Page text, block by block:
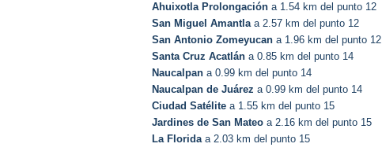
Ahuixotla Prolongación a 1.54 km del punto 12
San Miguel Amantlaa 2.57 km del punto 12
San Antonio Zomeyucan a 1.96 km del punto 12
Santa Cruz Acatlán a 0.85 km del punto 14
Naucalpan a 0.99 km del punto 14
Naucalpan de Juárez a 0.99 km del punto 14
Ciudad Satélite a 1.55 km del punto 15
Jardines de San Mateo a 2.16 km del punto 15
La Floridaa 2.03 km del punto 15